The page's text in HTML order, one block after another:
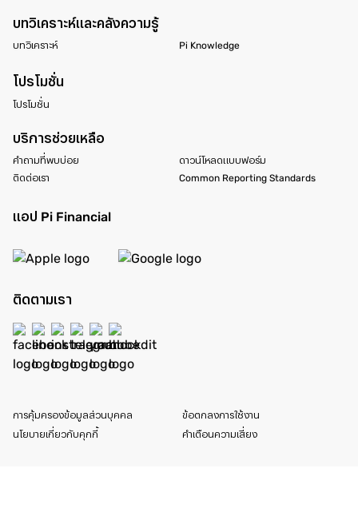
บทวิเคราะห์และคลังความรู้
บทวิเคราะห์ Pi Knowledge
โปรโมชั่น
โปรโมชั่น
บริการช่วยเหลือ
คำถามที่พบบ่อย
ดาวน์โหลดแบบฟอร์ม
ติดต่อเรา
Common Reporting Standards
แอป Pi Financial
ติดตามเรา
การคุ้มครองข้อมูลส่วนบุคคล
ข้อตกลงการใช้งาน
นโยบายเกี่ยวกับคุกกี้
คำเตือนความเสี่ยง